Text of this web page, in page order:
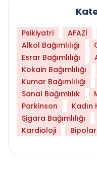
Psikiyatri AFAZİ
Alkol Bağımlılığı
Esrar Bağımlılığı
Kokain Bağımlılığı
Kumar Bağımlılığı
Sanal Bağımlılık
Parkinson
Kadın
Sigara Bağımlılığı
Kardioloji